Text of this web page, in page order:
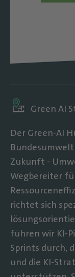
Green AI
Der Green-AI
Zukunft -
Wegbereiter
richtet sich
führen wir KI-
Sprints durch,
und die KI-